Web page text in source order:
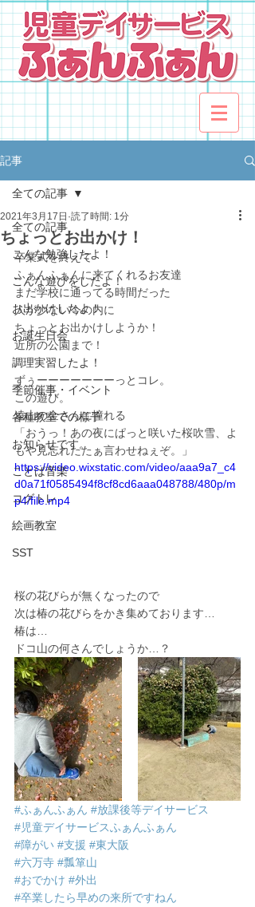
記事
全ての記事
こんな勉強したよ！
こんな遊びをしたよ！
お出かけしたよ！
お誕生日会
調理実習したよ！
季節催事・イベント
各種教室での様子
お知らせです。
ことば音楽
コグトレ
絵画教室
SST
全ての記事
ちょっとお出かけ！
2021年3月17日 読了時間: 1分
卒業式を終えて
ふぁんふぁんに来てくれるお友達
まだ学校に通ってる時間だった
人が少ない今の内に
ちょっとお出かけしようか！
近所の公園まで！
ずぅーーーーーーーっとコレ。
この遊び。
遠山の金さんに憧れる
「おうっ！あの夜にぱっと咲いた桜吹雪、よ
もや見忘れたたぁ言わせねぇぞ。」
https://video.wixstatic.com/video/aaa9a7_c4
d0a71f0585494f8cf8cd6aaa048788/480p/m
p4/file.mp4
桜の花びらが無くなったので
次は椿の花びらをかき集めております…
椿は…
ドコ山の何さんでしょうか…？
#ふぁんふぁん #放課後等デイサービス
#児童デイサービスふぁんふぁん
#障がい #支援 #東大阪
#六万寺 #瓢箪山
#おでかけ #外出
#卒業したら早めの来所ですねん